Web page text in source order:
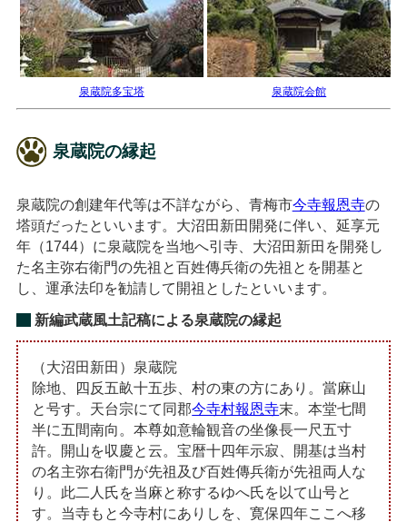
泉蔵院多宝塔 泉蔵院会館
泉蔵院の縁起
泉蔵院の創建年代等は不詳ながら、青梅市今寺報恩寺の
塔頭だったといいます。大沼田新田開発に伴い、延享元
年（1744）に泉蔵院を当地へ引寺、大沼田新田を開発し
た名主弥右衛門の先祖と百姓傳兵衛の先祖とを開基と
し、運承法印を勧請して開祖としたといいます。
新編武蔵風土記稿による泉蔵院の縁起
（大沼田新田）泉蔵院
除地、四反五畝十五歩、村の東の方にあり。當麻山
と号す。天台宗にて同郡今寺村報恩寺末。本堂七間
半に五間南向。本尊如意輪観音の坐像長一尺五寸
許。開山を収慶と云。宝暦十四年示寂、開基は当村
の名主弥右衛門が先祖及び百姓傳兵衛が先祖両人な
り。此二人氏を当麻と称するゆへ氏を以て山号と
す。当寺もと今寺村にありしを、寛保四年ここへ移